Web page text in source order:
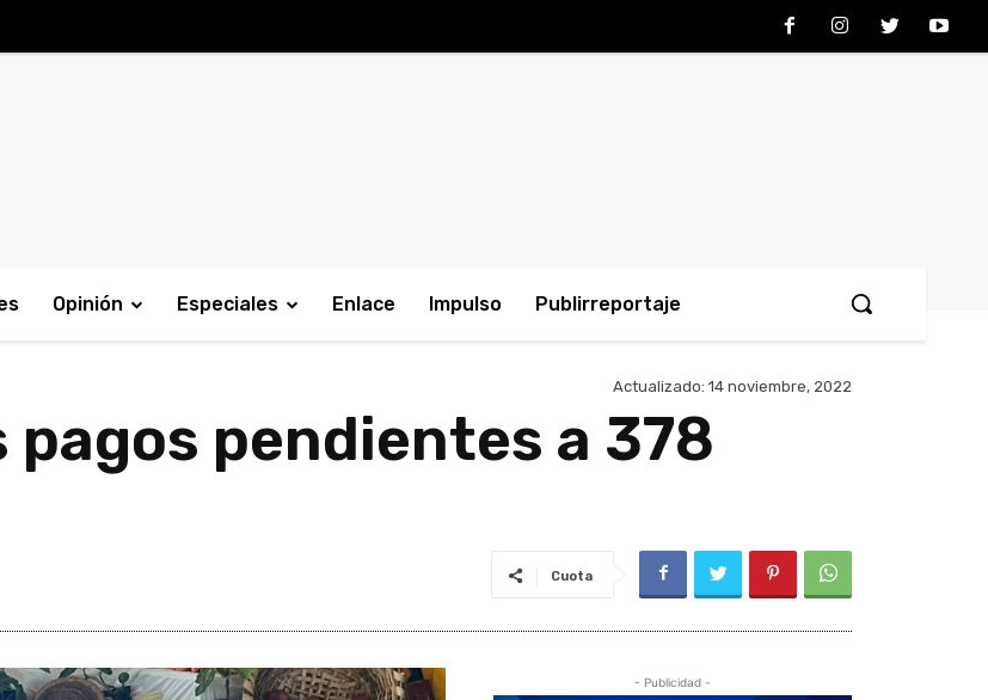
Opinión Especiales Enlace Impulso Publirreportaje
Actualizado: 14 noviembre, 2022
pagos pendientes a 378
Cuota
- Publicidad -